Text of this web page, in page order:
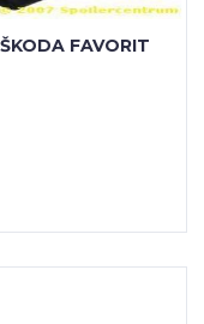
FAVORIT